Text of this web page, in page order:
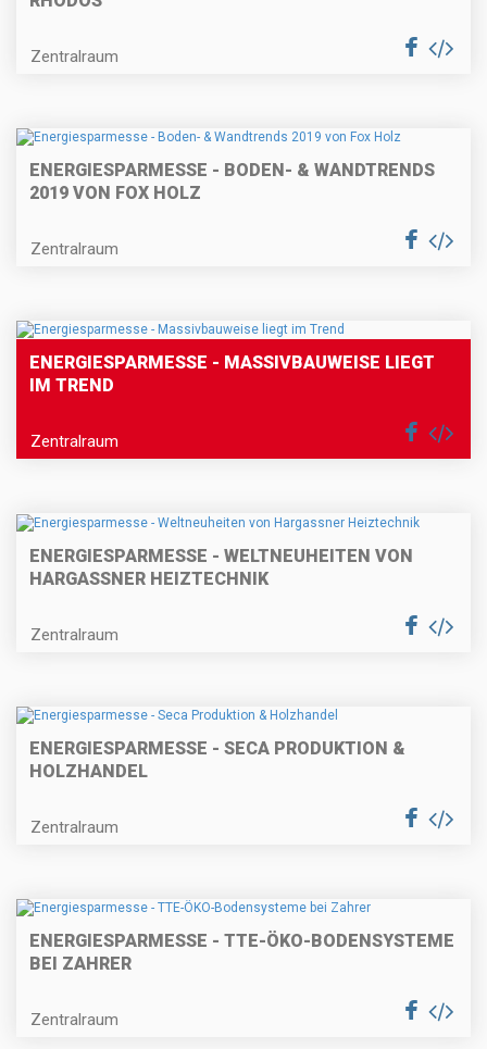
Zentralraum
ENERGIESPARMESSE - BODEN- & WANDTRENDS
2019 VON FOX HOLZ
Zentralraum
ENERGIESPARMESSE - MASSIVBAUWEISE LIEGT
IM TREND
Zentralraum
ENERGIESPARMESSE - WELTNEUHEITEN VON
HARGASSNER HEIZTECHNIK
Zentralraum
ENERGIESPARMESSE - SECA PRODUKTION &
HOLZHANDEL
Zentralraum
ENERGIESPARMESSE - TTE-ÖKO-BODENSYSTEME
BEI ZAHRER
Zentralraum